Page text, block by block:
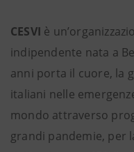
CESVI è
indipendente nata a
anni porta il cuore, la
italiani nelle
mondo attraverso
grandi pandemie, per